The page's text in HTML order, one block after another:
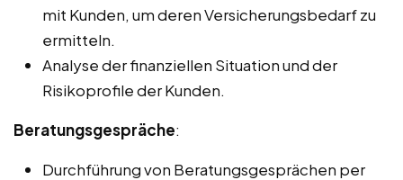
mit Kunden, um deren Versicherungsbedarf zu
ermitteln.
Analyse der finanziellen Situation und der
Risikoprofile der Kunden.
Beratungsgespräche:
Durchführung von Beratungsgesprächen per